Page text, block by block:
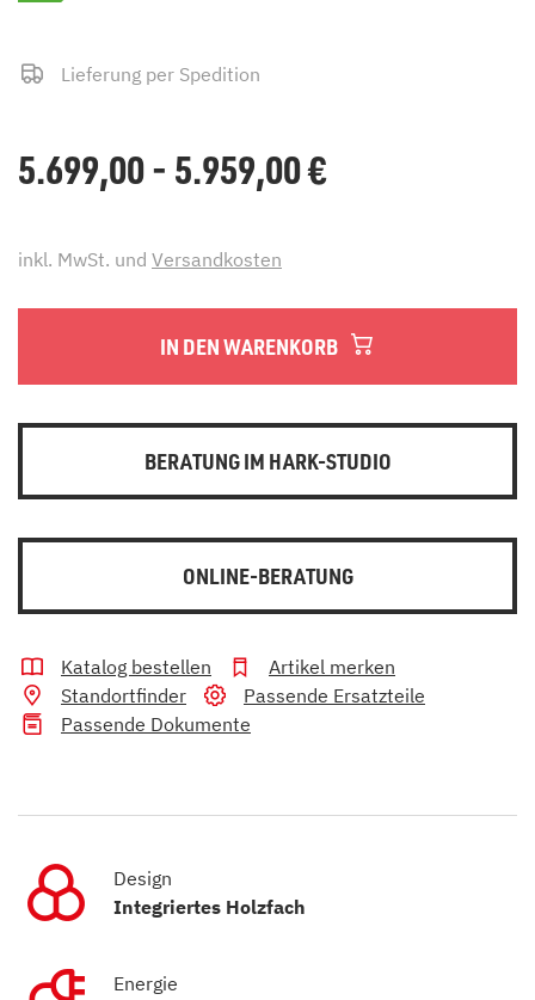
Lieferung per Spedition
5.699,00 - 5.959,00€
inkl. MwSt. und Versandkosten
IN DEN WARENKORB
BERATUNG IM HARK-STUDIO
ONLINE-BERATUNG
Katalog bestellen
Artikel merken
Standortfinder
Passende Ersatzteile
Passende Dokumente
Design
Integriertes Holzfach
Energie